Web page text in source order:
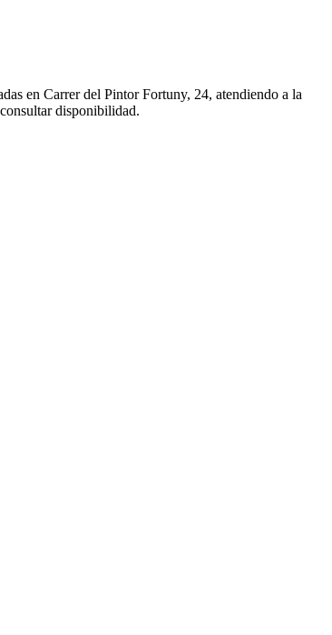
en Carrer del Pintor Fortuny, 24, atendiendo a la
disponibilidad.